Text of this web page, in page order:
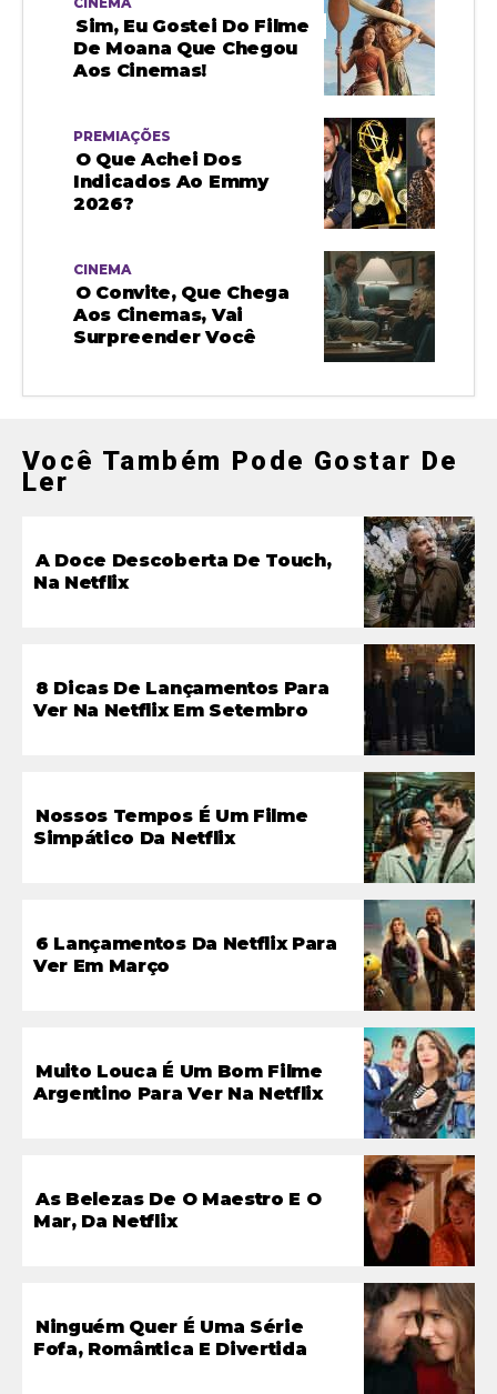
Sim, Eu Gostei Do Filme
De Moana Que Chegou
Aos Cinemas!
PREMIAÇÕES
O Que Achei Dos
Indicados Ao Emmy
2026?
CINEMA
O Convite, Que Chega
Aos Cinemas, Vai
Surpreender Você
Você Também Pode Gostar De
Ler
A Doce Descoberta De Touch,
Na Netflix
8 Dicas De Lançamentos Para
Ver Na Netflix Em Setembro
Nossos Tempos É Um Filme
Simpático Da Netflix
6 Lançamentos Da Netflix Para
Ver Em Março
Muito Louca É Um Bom Filme
Argentino Para Ver Na Netflix
As Belezas De O Maestro E O
Mar, Da Netflix
Ninguém Quer É Uma Série
Fofa, Romântica E Divertida